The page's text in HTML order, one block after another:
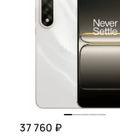
37 760 ₽